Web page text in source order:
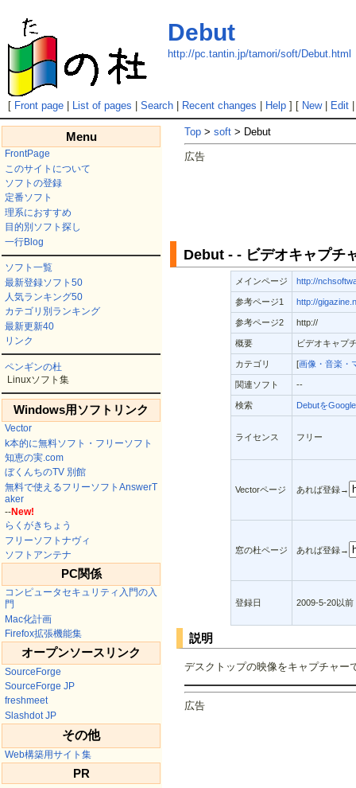
Debut
http://pc.tantin.jp/tamori/soft/Debut.html
[ Front page| List of pages Search| Recent changes Help] [ New| Edit
Menu
FrontPage
このサイトについて
ソフトの登録
定番ソフト
理系におすすめ
目的別ソフト探し
一行Blog
ソフト一覧
最新登録ソフト50
人気ランキング50
カテゴリ別ランキング
最新更新40
リンク
ペンギンの杜
Linuxソフト集
Windows用ソフトリンク
Vector
k本的に無料ソフト・フリーソフト
知恵の実.com
ぼくんちのTV 別館
無料で使えるフリーソフトAnswerT
aker
--New!
らくがきちょう
フリーソフトナヴィ
ソフトアンテナ
PC関係
コンピュータセキュリティ入門の入
門
Mac化計画
Firefox拡張機能集
オープンソースリンク
SourceForge
SourceForge JP
freshmeet
Slashdot JP
その他
Web構築用サイト集
PR
Top > soft > Debut
広告
Debut - - ビデオキャプチ
メインページ http://
参考ページ1 http://
参考ページ2 http://
概要 ビデオキャプ
カテゴリ [画像・音楽・
関連ソフト --
検索 Debutを
ライセンス フリー
Vectorページ あれば登録→
窓の杜ページ あれば登録→
登録日 2009-5-20以前
説明
デスクトップの映像をキャプチャー
広告